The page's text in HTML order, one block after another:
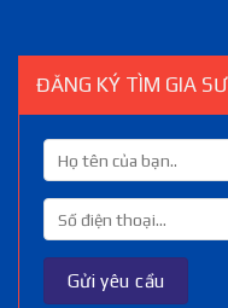
ĐĂNG KÝ TÌM GIA SƯ